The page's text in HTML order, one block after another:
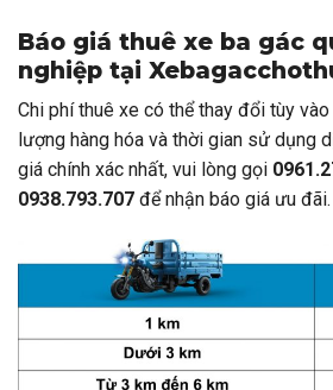
Báo giá thuê xe ba gác
nghiệp tại
Chi phí thuê xe có thể thay đổi tùy
lượng hàng hóa và thời gian sử dụng
giá chính xác nhất, vui lòng gọi
0938.793.707 để nhận báo giá ưu đãi.